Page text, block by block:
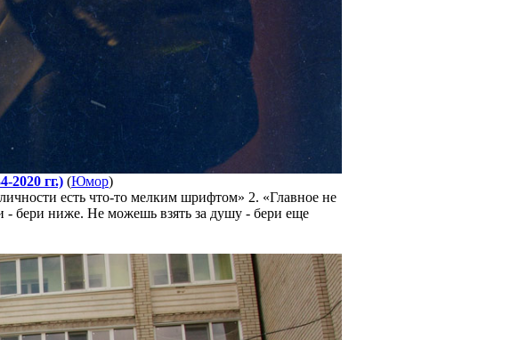
гг.) (Юмор)
есть что-то мелким шрифтом» 2. «Главное не
- бери ниже. Не можешь взять за душу - бери еще